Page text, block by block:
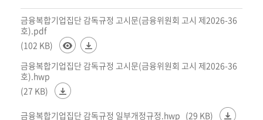
금융복합기업집단 감독규정 고시문(금융위원회 고시 제2026-36
호).pdf
(102 KB)
금융복합기업집단 감독규정 고시문(금융위원회 고시 제2026-36
호).hwp
(27 KB)
금융복합기업집단 감독규정 일부개정규정.hwp (29 KB)